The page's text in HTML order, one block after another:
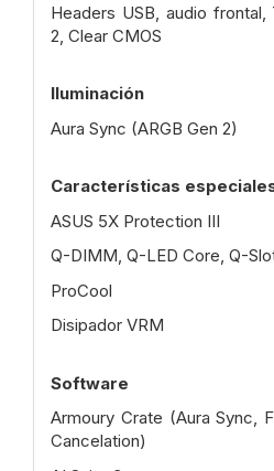
Headers USB, audio frontal,
2, Clear CMOS
Iluminación
Aura Sync (ARGB Gen 2)
Características
ASUS 5X Protection III
Q-DIMM, Q-LED Core, Q-
ProCool
Disipador VRM
Software
Armoury Crate (Aura Sync,
Cancelation)